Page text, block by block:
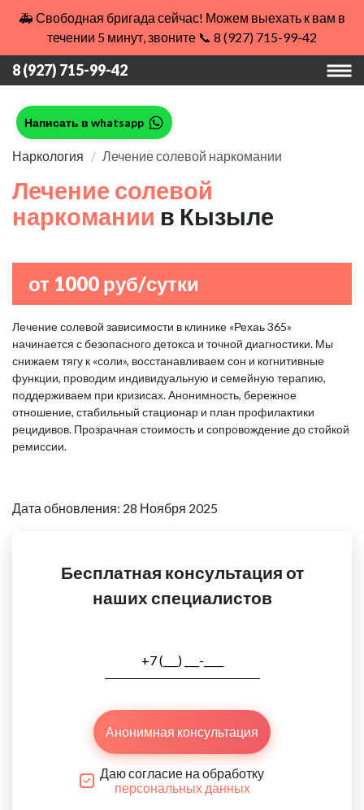
🚑 Свободная бригада сейчас! Можем выехать к вам в
течении 5 минут, звоните 📞 8 (927) 715-99-42
8 (927) 715-99-42
Написать в whatsapp
Наркология Лечение солевой наркомании
Лечение солевой
наркомании в Кызыле
от 1000 руб/сутки
Лечение солевой зависимости в клинике «Рехаь 365»
начинается с безопасного детокса и точной диагностики. Мы
снижаем тягу к «соли», восстанавливаем сон и когнитивные
функции, проводим индивидуальную и семейную терапию,
поддерживаем при кризисах. Анонимность, бережное
отношение, стабильный стационар и план профилактики
рецидивов. Прозрачная стоимость и сопровождение до стойкой
ремиссии.
Дата обновления: 28 Ноября 2025
Бесплатная консультация от
наших специалистов
Анонимная консультация
Даю согласие на обработку
персональных данных